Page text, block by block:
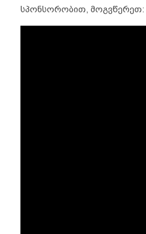
სპონსორობით, მოგვწერეთ: